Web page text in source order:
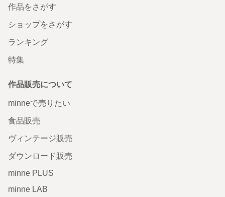
作品をさがす
ショップをさがす
ランキング
特集
作品販売について
minneで売りたい
食品販売
ヴィンテージ販売
ダウンロード販売
minne PLUS
minne LAB